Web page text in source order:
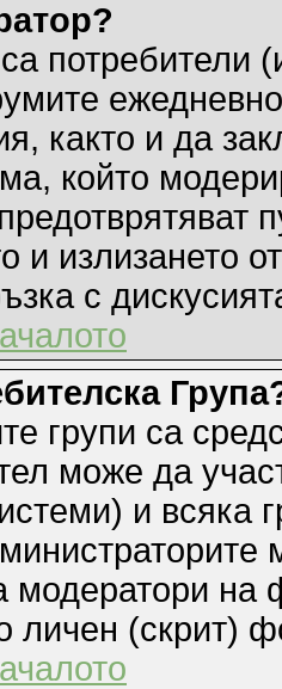
потребители
както и да
който
и излизането
с
групи са
може да
и всяка
модератори
личен (скрит)